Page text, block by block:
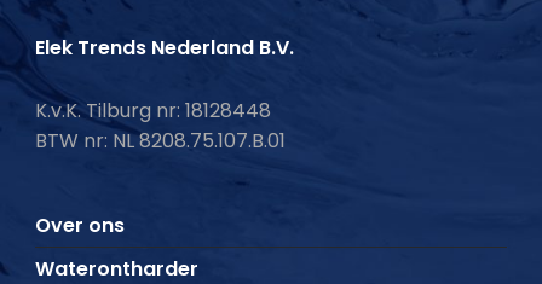
Elek Trends Nederland B.V.
K.v.K. Tilburg nr: 18128448
BTW nr: NL 8208.75.107.B.01
Over ons
Waterontharder